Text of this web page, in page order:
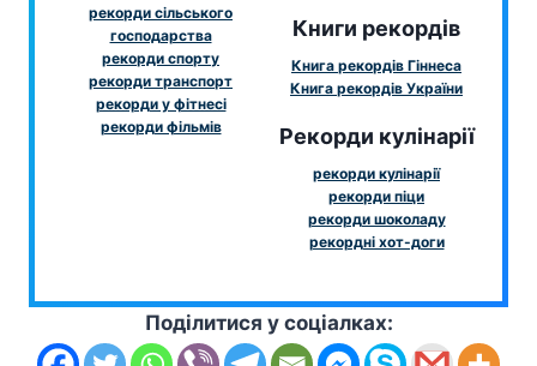
рекорди сільського
господарства
рекорди спорту
рекорди транспорт
рекорди у фітнесі
рекорди фільмів
Книги рекордів
Книга рекордів Гіннеса
Книга рекордів України
Рекорди кулінарії
рекорди кулінарії
рекорди піци
рекорди шоколаду
рекордні хот-доги
Поділитися у соціалках: